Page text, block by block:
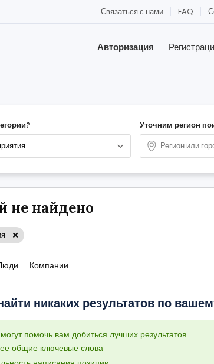
FAQ
Связаться с нами
Авторизация
Уточним регион
не найдено
Компании
никаких результатов по
помочь вам добиться лучших результатов
общие ключевые слова